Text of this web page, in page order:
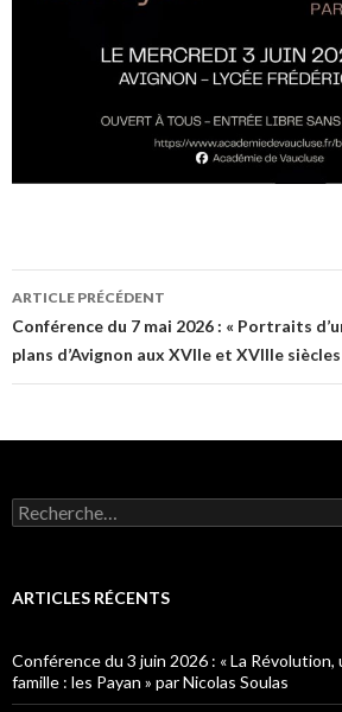
Navigation
des
ARTICLE PRÉCÉDENT
Conférence du 7 mai 2026 : « Portraits
plans d’Avignon aux XVIIe et XVIIIe
R
e
e
h
e
r
ARTICLES RÉCENTS
Conférence du 3 juin 2026 : « La
famille : les Payan » par Nicolas Soulas